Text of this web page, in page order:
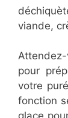
viande,
pour
votre
fonction